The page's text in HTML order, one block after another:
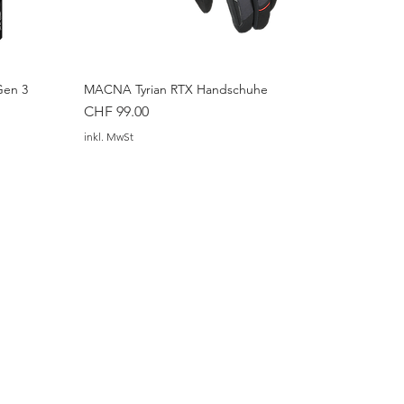
3 MACNA Tyrian RTX Handschuhe
Preis
CHF 99.00
inkl. MwSt